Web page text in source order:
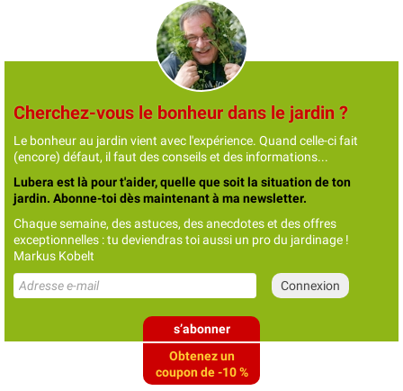
Cherchez-vous le bonheur dans le jardin ?
Le bonheur au jardin vient avec l'expérience. Quand celle-ci fait
(encore) défaut, il faut des conseils et des informations...
Lubera est là pour t'aider, quelle que soit la situation de ton
jardin. Abonne-toi dès maintenant à ma newsletter.
Chaque semaine, des astuces, des anecdotes et des offres
exceptionnelles : tu deviendras toi aussi un pro du jardinage !
Markus Kobelt
s’abonner
Obtenez un
coupon de -10 %